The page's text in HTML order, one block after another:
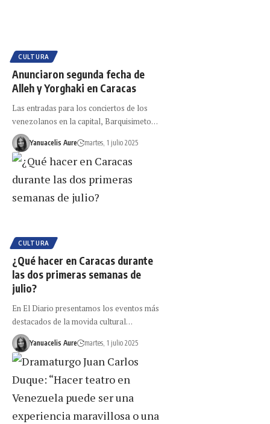
CULTURA
Anunciaron segunda fecha de
Alleh y Yorghaki en Caracas
Las entradas para los conciertos de los
venezolanos en la capital, Barquisimeto…
Yanuacelis Aure martes, 1 julio 2025
CULTURA
¿Qué hacer en Caracas durante
las dos primeras semanas de
julio?
En El Diario presentamos los eventos más
destacados de la movida cultural…
Yanuacelis Aure martes, 1 julio 2025